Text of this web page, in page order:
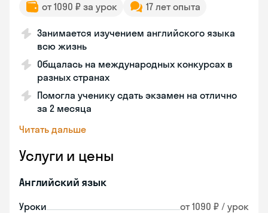
от 1090 ₽ за урок 17 лет опыта
Занимается изучением английского языка
всю жизнь
Общалась на международных конкурсах в
разных странах
Помогла ученику сдать экзамен на отлично
за 2 месяца
Читать дальше
Услуги и цены
Английский язык
Уроки от 1090 ₽ / урок